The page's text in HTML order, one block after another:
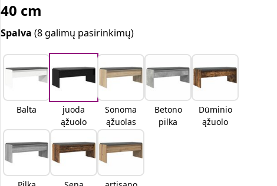
40 cm
Spalva(8 galimų pasirinkimų)
Balta
juoda
ąžuolo
Sonoma
ąžuolas
Betono
pilka
Dūminio
ąžuolo